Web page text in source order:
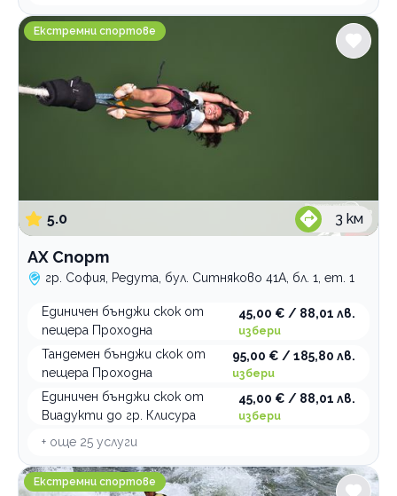
АХ Спорт
Екстремни спортове
5.0 3 км
АХ Спорт
гр. София, Редута, бул. Ситняково 41А, бл. 1, ет. 1
Единичен бънджи скок от
пещера Проходна
45,00 € / 88,01 лв.
избери
Тандемен бънджи скок от
пещера Проходна
95,00 € / 185,80 лв.
избери
Единичен бънджи скок от
Виадукти до гр. Клисура
45,00 € / 88,01 лв.
избери
+ още 25 услуги
rafting.bg
Екстремни спортове
Партита и тиймбилдинг
Еърсофт
Шоу програми
По домовете